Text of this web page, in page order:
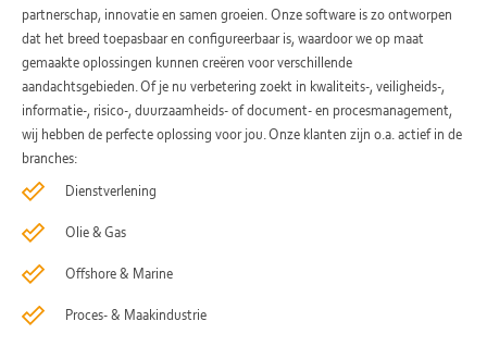
partnerschap, innovatie en samen groeien. Onze software is zo ontworpen
dat het breed toepasbaar en configureerbaar is, waardoor we op maat
gemaakte oplossingen kunnen creëren voor verschillende
aandachtsgebieden. Of je nu verbetering zoekt in kwaliteits-, veiligheids-,
informatie-, risico-, duurzaamheids- of document- en procesmanagement,
wij hebben de perfecte oplossing voor jou. Onze klanten zijn o.a. actief in de
branches:
Dienstverlening
Olie & Gas
Offshore & Marine
Proces- & Maakindustrie